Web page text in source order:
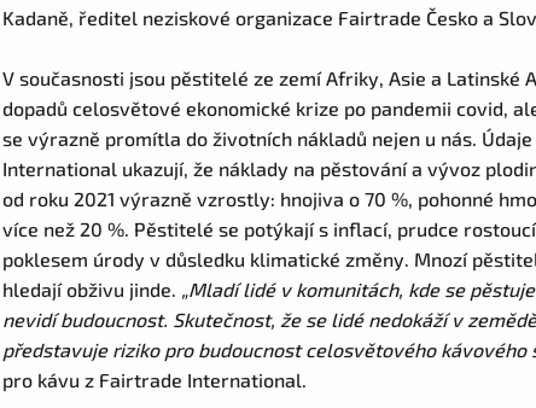
Kadaně, ředitel neziskové organizace Fairtrade Česko a
V současnosti jsou pěstitelé ze zemí Afriky, Asie a Latinské
dopadů celosvětové ekonomické krize po pandemii covid,
se výrazně promítla do životních nákladů nejen u nás.
International ukazují, že náklady na pěstování a vývoz
od roku 2021 výrazně vzrostly: hnojiva o 70 %, pohonné
více než 20 %. Pěstitelé se potýkají s inflací, prudce
poklesem úrody v důsledku klimatické změny. Mnozí
hledají obživu jinde. „Mladí lidé v komunitách, kde se
nevidí budoucnost. Skutečnost, že se lidé nedokáží v
představuje riziko pro budoucnost celosvětového kávového
pro kávu z Fairtrade International.